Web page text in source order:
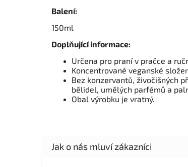
Balení:
150ml
Doplňující informace:
Určena pro praní v pračce a
Koncentrované veganské
Bez konzervantů, živočišných
bělidel, umělých parfémů a
Obal výrobku je vratný.